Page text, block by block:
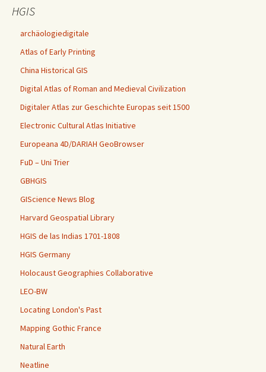
HGIS
archäologiedigitale
Atlas of Early Printing
China Historical GIS
Digital Atlas of Roman and Medieval Civilization
Digitaler Atlas zur Geschichte Europas seit 1500
Electronic Cultural Atlas Initiative
Europeana 4D/DARIAH GeoBrowser
FuD – Uni Trier
GBHGIS
GIScience News Blog
Harvard Geospatial Library
HGIS de las Indias 1701-1808
HGIS Germany
Holocaust Geographies Collaborative
LEO-BW
Locating London's Past
Mapping Gothic France
Natural Earth
Neatline